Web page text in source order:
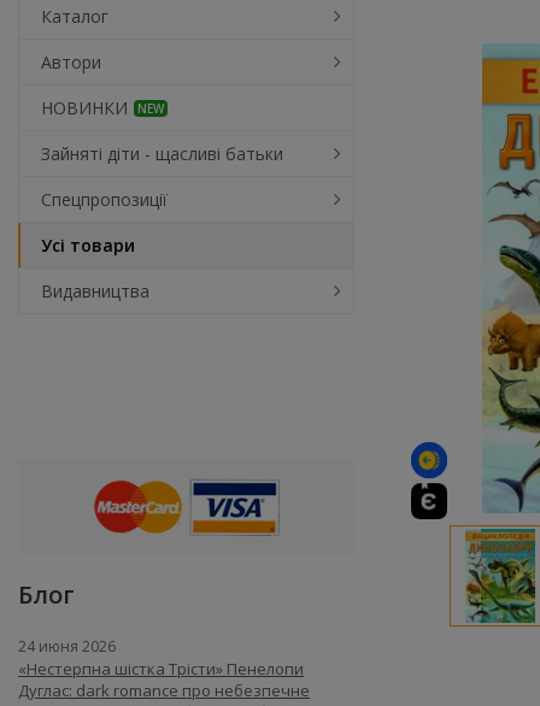
Каталог
Автори
НОВИНКИ
NEW
Зайняті діти - щасливі батьки
Спецпропозиції
Усі товари
Видавництва
Блог
24 июня 2026
«Нестерпна шістка Трісти» Пенелопи
Дуглас: dark romance про небезпечне